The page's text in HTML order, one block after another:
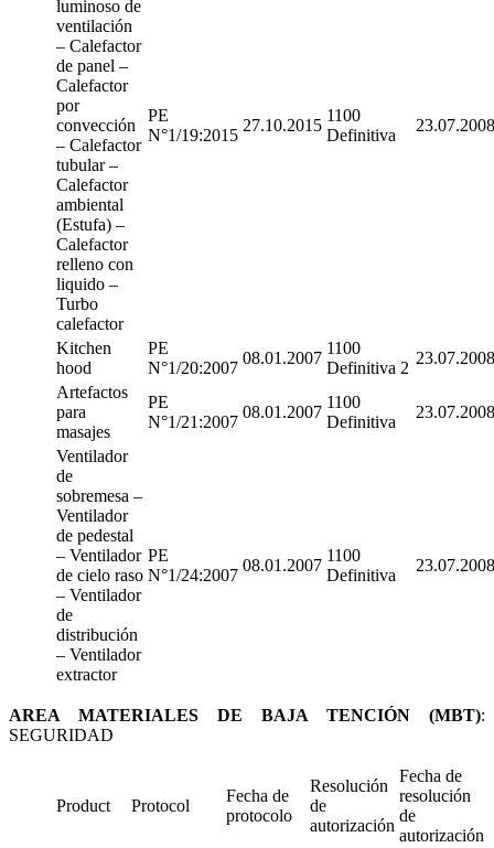
luminoso de
ventilación
– Calefactor
de panel –
Calefactor
por
convección
– Calefactor
tubular –
Calefactor
ambiental
(Estufa) –
Calefactor
relleno con
liquido –
Turbo
calefactor
PE
N°1/19:2015
27.10.2015
1100
Definitiva
23.07.2008
Kitchen
hood
PE
N°1/20:2007
08.01.2007
1100
Definitiva 2
23.07.2008
Artefactos
para
masajes
PE
N°1/21:2007
08.01.2007
1100
Definitiva
23.07.2008
Ventilador
de
sobremesa –
Ventilador
de pedestal
– Ventilador
de cielo raso
– Ventilador
de
distribución
– Ventilador
extractor
PE
N°1/24:2007
08.01.2007
1100
Definitiva
23.07.2008
AREA MATERIALES DE BAJA TENCIÓN (MBT):
SEGURIDAD
Product Protocol
Fecha de
protocolo
Resolución
de
autorización
Fecha de
resolución
de
autorización